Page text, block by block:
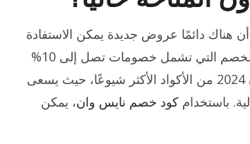
هناك دائمًا عروض جديدة يمكن الاستفادة
منها. في الوقت الحالي، تتوفر مجموعة من أكواد الخصم التي تشمل خصومات تصل إلى 10%
على مختلف المنتجات. يعتبر كوبون خصم نايس ون 2024 من الأكواد الأكثر شيوعًا، حيث يسعى
باستخدام كود خصم نايس وان، يمكن